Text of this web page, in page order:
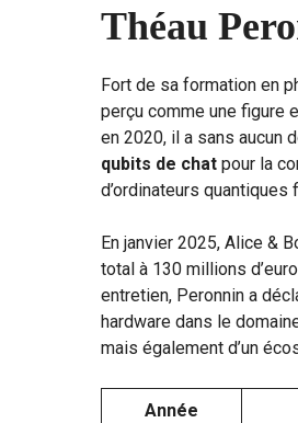
Théau
Fort de sa formation en
perçu comme une figure
en 2020, il a sans aucun
qubits de chat pour la
d’ordinateurs quantiques
En janvier 2025, Alice &
total à 130 millions
entretien, Peronnin a
hardware dans le
mais également d’un
Année